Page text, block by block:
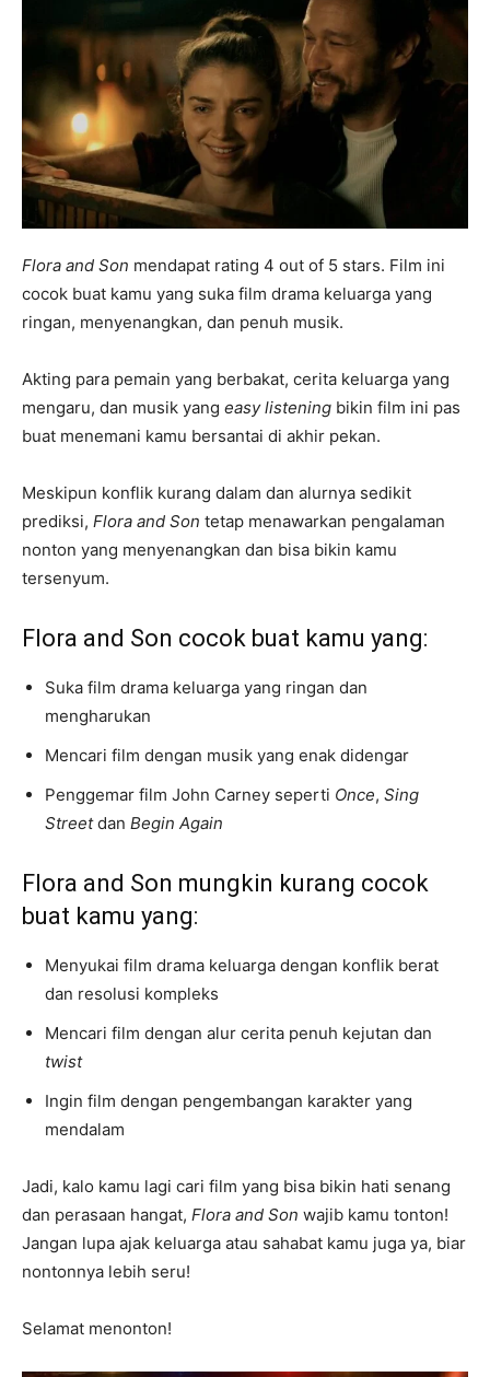
Flora and Son mendapat rating 4 out of 5 stars. Film ini
cocok buat kamu yang suka film drama keluarga yang
ringan, menyenangkan, dan penuh musik.
Akting para pemain yang berbakat, cerita keluarga yang
mengaru, dan musik yang easy listening bikin film ini pas
buat menemani kamu bersantai di akhir pekan.
Meskipun konflik kurang dalam dan alurnya sedikit
prediksi, Flora and Son tetap menawarkan pengalaman
nonton yang menyenangkan dan bisa bikin kamu
tersenyum.
Flora and Son cocok buat kamu yang:
Suka film drama keluarga yang ringan dan
mengharukan
Mencari film dengan musik yang enak didengar
Penggemar film John Carney seperti Once, Sing
Streetdan Begin Again
Flora and Son mungkin kurang cocok
buat kamu yang:
Menyukai film drama keluarga dengan konflik berat
dan resolusi kompleks
Mencari film dengan alur cerita penuh kejutan dan
twist
Ingin film dengan pengembangan karakter yang
mendalam
Jadi, kalo kamu lagi cari film yang bisa bikin hati senang
dan perasaan hangat, Flora and Son wajib kamu tonton!
Jangan lupa ajak keluarga atau sahabat kamu juga ya, biar
nontonnya lebih seru!
Selamat menonton!